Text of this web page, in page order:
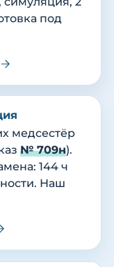
под
медсестёр
№ 709н).
144 ч
Наш